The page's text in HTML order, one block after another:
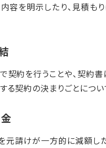
容を明示したり、見積も
約を行うことや、契約
契約の決まりごとについ
元請けが一方的に減額し